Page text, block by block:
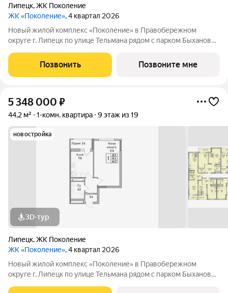
Липецк,ЖК Поколение
ЖК «Поколение», 4 квартал 2026
Новый жилой комплекс «Поколение» в Правобережном
округе г. Липецк по улице Тельмана рядом с парком Быханов
квартиры, семейные просторные 4
Позвонить Позвоните мне
5 348 000 ₽
44,2 м² 1-комн. квартира 9 этаж из 19
новостройка
3D-тур
Липецк,ЖК Поколение
ЖК «Поколение», 4 квартал 2026
Новый жилой комплекс «Поколение» в Правобережном
округе г. Липецк по улице Тельмана рядом с парком Быханов